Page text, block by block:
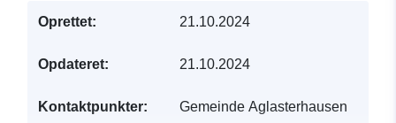
Oprettet: 21.10.2024
Opdateret: 21.10.2024
Kontaktpunkter:
Gemeinde Aglasterhausen